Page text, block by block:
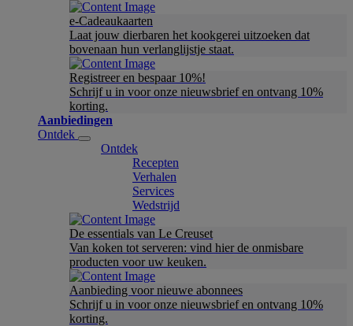
e-Cadeaukaarten
Laat jouw dierbaren het kookgerei uitzoeken dat
bovenaan hun verlanglijstje staat.
Registreer en bespaar 10%!
Schrijf u in voor onze nieuwsbrief en ontvang 10%
korting.
Aanbiedingen
Ontdek
Ontdek
Recepten
Verhalen
Services
Wedstrijd
De essentials van Le Creuset
Van koken tot serveren: vind hier de onmisbare
producten voor uw keuken.
Aanbieding voor nieuwe abonnees
Schrijf u in voor onze nieuwsbrief en ontvang 10%
korting.